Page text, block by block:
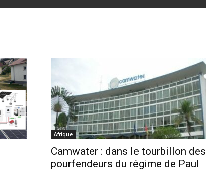
Afrique
Camwater : dans le tourbillon des
pourfendeurs du régime de Paul